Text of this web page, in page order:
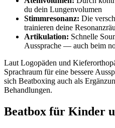
du dein Lungenvolumen
Stimmresonanz: Die
trainieren deine
Artikulation: Schnelle
Aussprache — auch beim
Laut Logopäden und
Sprachraum für eine bessere
sich Beatboxing auch als
Behandlungen.
Beatbox für Kinder